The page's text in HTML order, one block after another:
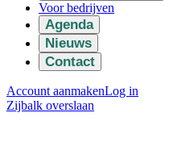
Voor bedrijven
Agenda
Nieuws
Contact
Account aanmakenLog in
Zijbalk overslaan